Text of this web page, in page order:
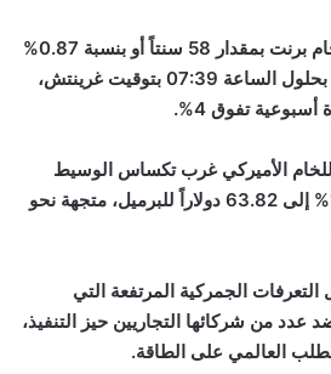
وانخفضت العقود الآجلة لخام برنت بمقدار 58 سنتاً أو بنسبة 0.87%
إلى 66.40 دولاراً للبرميل بحلول الساعة 07:39 بتوقيت غرينتش،
تفوق 4%.
للخام الأميركي غرب تكساس الوسيط
بمقدار 66 سنتاً أو بنسبة 1% إلى 63.82 دولاراً للبرميل، متجهة نحو
الجمركية المرتفعة التي
عدد من شركائها التجاريين حيز التنفيذ،
العالمي على الطاقة.